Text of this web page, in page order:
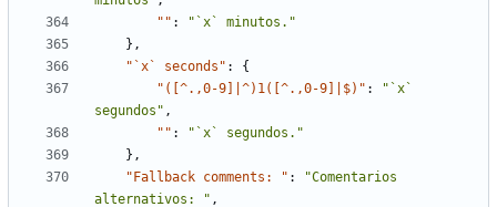
"" :
"`x` minutos."
} ,
"`x` seconds" :
{
"([^.,0-9]|^)1([^.,0-9]|$)" :
"`x`
segundos" ,
"" :
"`x` segundos."
} ,
"Fallback comments: " :
"Comentarios
alternativos: " ,